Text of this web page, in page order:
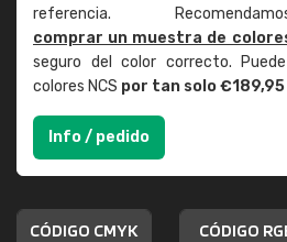
referencia.
comprar un muestra de
seguro del color correcto.
colores NCS por tan solo €189,95
Info / pedido
CÓDIGO CMYK CÓDIGO